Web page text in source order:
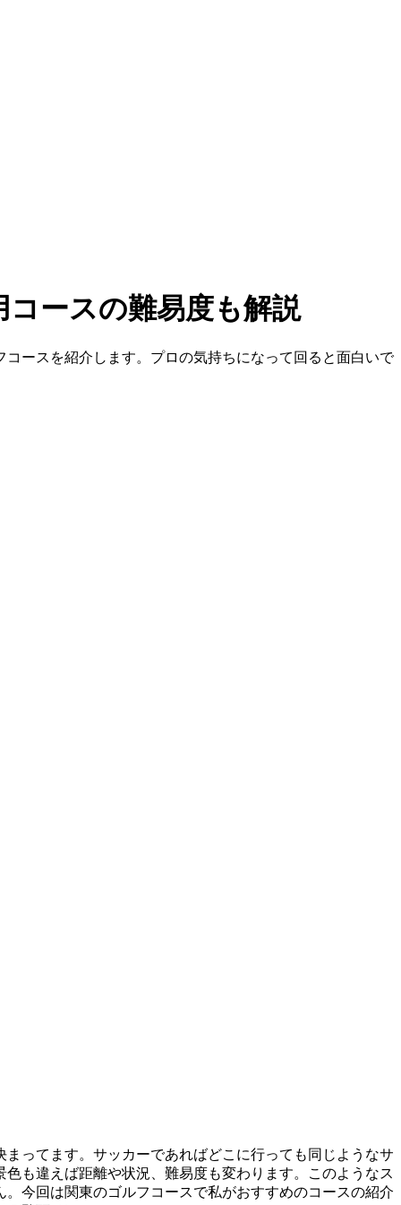
ースの難易度も解説
ースを紹介します。プロの気持ちになって回ると面白いで
ってます。サッカーであればどこに行っても同じようなサ
も違えば距離や状況、難易度も変わります。このようなス
今回は関東のゴルフコースで私がおすすめのコースの紹介